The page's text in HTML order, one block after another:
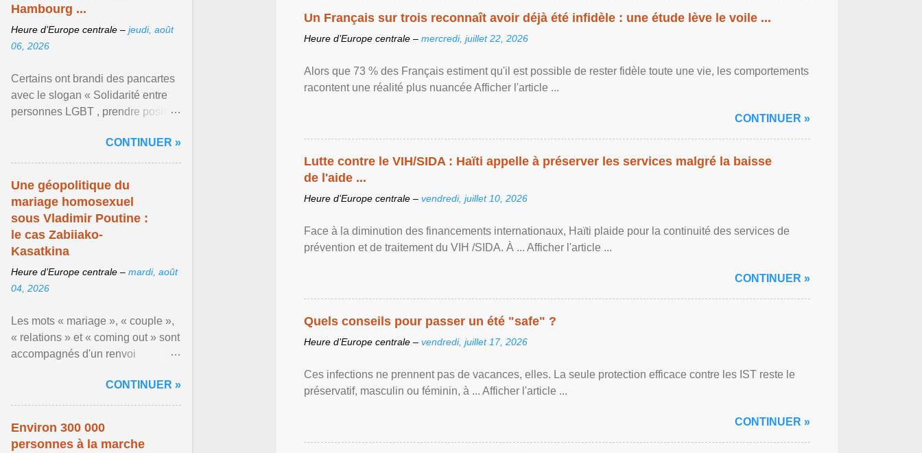
Un Français sur trois reconnaît avoir déjà été infidèle : une étude lève le voile ...
Heure d’Europe centrale – mercredi, juillet 22, 2026
Alors que 73 % des Français estiment qu'il est possible de rester fidèle toute une vie, les comportements
racontent une réalité plus nuancée Afficher l'article ...
CONTINUER »
Lutte contre le VIH/SIDA : Haïti appelle à préserver les services malgré la baisse
de l'aide ...
Heure d’Europe centrale – vendredi, juillet 10, 2026
Face à la diminution des financements internationaux, Haïti plaide pour la continuité des services de
prévention et de traitement du VIH /SIDA. À ... Afficher l'article ...
CONTINUER »
Quels conseils pour passer un été "safe" ?
Heure d’Europe centrale – vendredi, juillet 17, 2026
Ces infections ne prennent pas de vacances, elles. La seule protection efficace contre les IST reste le
préservatif, masculin ou féminin, à ... Afficher l'article ...
CONTINUER »
Hambourg ...
Heure d’Europe centrale – jeudi, août
06, 2026
Certains ont brandi des pancartes
avec le slogan « Solidarité entre
personnes LGBT , prendre position
raison de l ... Afficher l'article ...
CONTINUER »
Une géopolitique du
mariage homosexuel
sous Vladimir Poutine :
le cas Zabiiako-
Kasatkina
Heure d’Europe centrale – mardi, août
04, 2026
Les mots « mariage », « couple »,
« relations » et « coming out » sont
accompagnés d'un renvoi
mouvement LGBT ... Afficher
l'article ...
CONTINUER »
Environ 300 000
personnes à la marche